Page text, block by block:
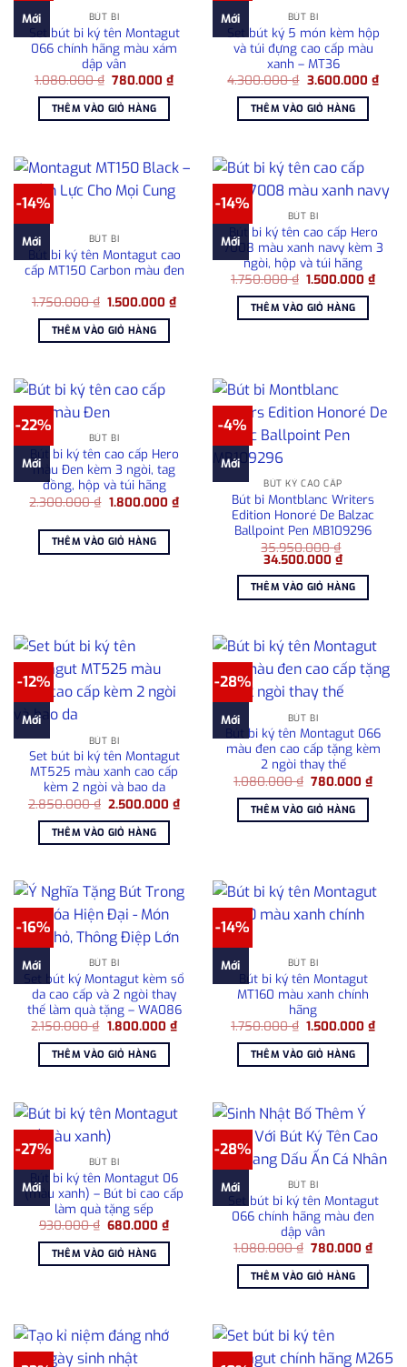
Mới BÚT BI
Set bút bi ký tên Montagut
066 chính hãng màu xám
dập vân
1.080.000₫ Giá
là:
1.080.000 ₫.
780.000₫Giá
hiện
THÊM VÀO GIỎ HÀNG
Mới BÚT BI
Set bút ký 5 món kèm hộp
và túi đựng cao cấp màu
xanh – MT36
4.300.000₫ Giá
là:
4.300.000 ₫.
3.600.000 ₫Giá
hiện
THÊM VÀO GIỎ HÀNG
-14%
Mới BÚT BI
Bút bi ký tên Montagut cao
cấp MT150 Carbon màu đen
1.750.000₫ Giá
là:
1.750.000 ₫.
1.500.000₫Giá
hiện
THÊM VÀO GIỎ HÀNG
-14%
Mới
BÚT BI
Bút bi ký tên cao cấp Hero
7008 màu xanh navy kèm 3
ngòi, hộp và túi hãng
1.750.000₫ Giá
là:
1.750.000 ₫.
1.500.000₫Giá
hiện
THÊM VÀO GIỎ HÀNG
-22%
Mới
BÚT BI
Bút bi ký tên cao cấp Hero
màu Đen kèm 3 ngòi, tag
đồng, hộp và túi hãng
2.300.000₫ Giá
2.300.000 ₫.
1.800.000 ₫Giá
hiện
THÊM VÀO GIỎ HÀNG
-4%
Mới
BÚT KÝ CAO CẤP
Bút bi Montblanc Writers
Edition Honoré De Balzac
Ballpoint Pen MB109296
35.950.000₫
Giá
là:
35.950.000 ₫.
34.500.000 ₫Giá
hiện
tại
là:
THÊM VÀO GIỎ HÀNG
-12%
Mới
BÚT BI
Set bút bi ký tên Montagut
MT525 màu xanh cao cấp
kèm 2 ngòi và bao da
2.850.000₫ Giá
là:
2.850.000 ₫.
2.500.000₫Giá
hiện
THÊM VÀO GIỎ HÀNG
-28%
Mới BÚT BI
Bút bi ký tên Montagut 066
màu đen cao cấp tặng kèm
2 ngòi thay thế
1.080.000₫ Giá
là:
1.080.000 ₫.
780.000₫Giá
hiện
THÊM VÀO GIỎ HÀNG
-16%
Mới BÚT BI
Set bút ký Montagut kèm sổ
da cao cấp và 2 ngòi thay
thế làm quà tặng – WA086
2.150.000₫ Giá
là:
2.150.000 ₫.
1.800.000 ₫Giá
hiện
1.800.000 ₫.
THÊM VÀO GIỎ HÀNG
-14%
Mới BÚT BI
Bút bi ký tên Montagut
MT160 màu xanh chính
hãng
1.750.000₫ Giá
là:
1.750.000 ₫.
1.500.000₫Giá
hiện
THÊM VÀO GIỎ HÀNG
-27%
Mới
BÚT BI
Bút bi ký tên Montagut 06
(màu xanh) – Bút bi cao cấp
làm quà tặng sếp
930.000₫ Giá
là:
930.000 ₫.
680.000₫Giá
THÊM VÀO GIỎ HÀNG
-28%
Mới BÚT BI
Set bút bi ký tên Montagut
066 chính hãng màu đen
dập vân
1.080.000₫ Giá
là:
1.080.000 ₫.
780.000₫Giá
THÊM VÀO GIỎ HÀNG